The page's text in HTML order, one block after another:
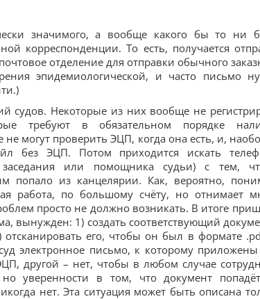
значимого, а вообще какого бы то ни
корреспонденции. То есть, получается
отделение для отправки обычного
эпидемиологической, и часто письмо
судов. Некоторые из них вообще не
требуют в обязательном порядке
могут проверить ЭЦП, когда она есть, и,
без ЭЦП. Потом приходится искать
заседания или помощника судьи) с тем,
попало из канцелярии. Как, вероятно,
работа, по большому счёту, но отнимает
просто не должно возникать. В итоге
вынужден: 1) создать соответствующий
его, чтобы он был в формате
электронное письмо, к которому
другой – нет, чтобы в любом случае
уверенности в том, что документ
нет. Эта ситуация может быть описана